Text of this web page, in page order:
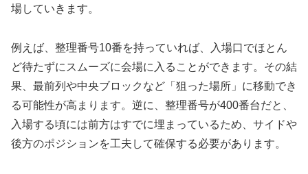
場していきます。
例えば、整理番号10番を持っていれば、入場口でほとん
ど待たずにスムーズに会場に入ることができます。その結
果、最前列や中央ブロックなど「狙った場所」に移動でき
る可能性が高まります。逆に、整理番号が400番台だと、
入場する頃には前方はすでに埋まっているため、サイドや
後方のポジションを工夫して確保する必要があります。